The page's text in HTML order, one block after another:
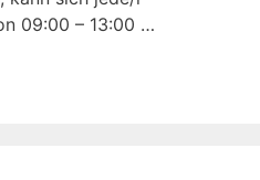
09:00 – 13:00 …